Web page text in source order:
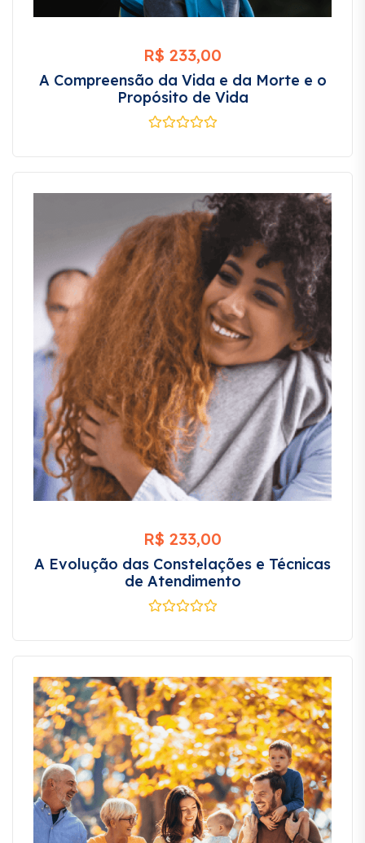
R$ 233,00
A Compreensão da Vida e da Morte e o
Propósito de Vida
R$ 233,00
A Evolução das Constelações e Técnicas
de Atendimento